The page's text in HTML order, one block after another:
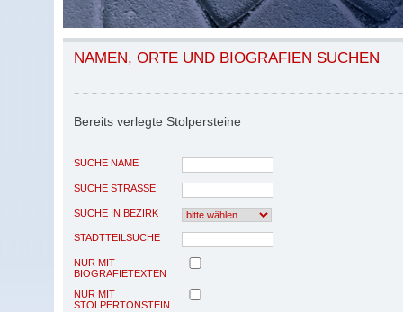
NAMEN, ORTE UND BIOGRAFIEN SUCHEN
Bereits verlegte Stolpersteine
SUCHE NAME
SUCHE STRASSE
SUCHE IN BEZIRK
STADTTEILSUCHE
NUR MIT
BIOGRAFIETEXTEN
NUR MIT
STOLPERTONSTEIN